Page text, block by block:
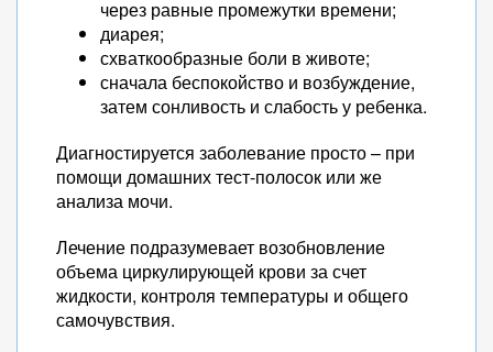
через равные промежутки времени;
диарея;
схваткообразные боли в животе;
сначала беспокойство и возбуждение,
затем сонливость и слабость у ребенка.
Диагностируется заболевание просто – при
помощи домашних тест-полосок или же
анализа мочи.
Лечение подразумевает возобновление
объема циркулирующей крови за счет
жидкости, контроля температуры и общего
самочувствия.